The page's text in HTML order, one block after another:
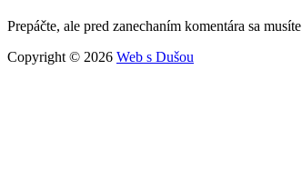
Prepáčte, ale pred zanechaním komentára sa musíte
Copyright © 2026 Web s Dušou